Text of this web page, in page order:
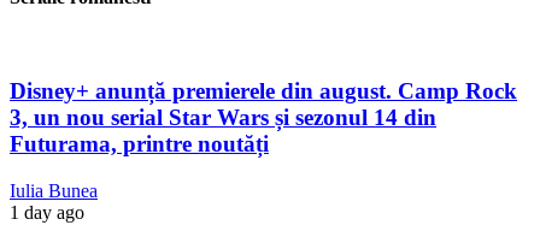
Disney+ anunță premierele din august. Camp Rock
3, un nou serial Star Wars și sezonul 14 din
Futurama, printre noutăți
Iulia Bunea
1 day ago